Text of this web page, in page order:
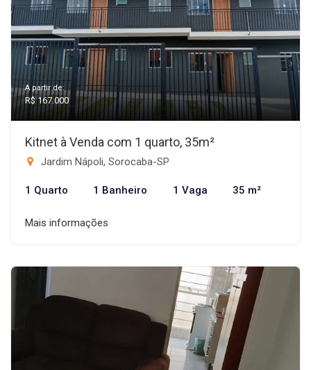
A partir de:
R$ 167.000
Kitnet à Venda com 1 quarto, 35m²
Jardim Nápoli, Sorocaba-SP
1 Quarto 1 Banheiro 1 Vaga 35 m²
Mais informações